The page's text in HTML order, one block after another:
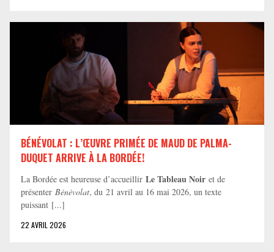
BÉNÉVOLAT : L’ŒUVRE PRIMÉE DE MAUD DE PALMA-
DUQUET ARRIVE À LA BORDÉE!
La Bordée est heureuse d’accueillir Le Tableau Noir et de
présenter Bénévolat, du 21 avril au 16 mai 2026, un texte
puissant [...]
22 AVRIL 2026